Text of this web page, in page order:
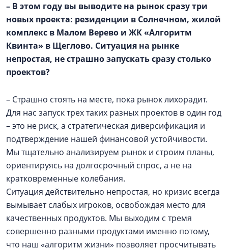
– В этом году вы выводите на рынок сразу три
новых проекта: резиденции в Солнечном, жилой
комплекс в Малом Верево и ЖК «Алгоритм
Квинта» в Щеглово. Ситуация на рынке
непростая, не страшно запускать сразу столько
проектов?
– Страшно стоять на месте, пока рынок лихорадит.
Для нас запуск трех таких разных проектов в один год
– это не риск, а стратегическая диверсификация и
подтверждение нашей финансовой устойчивости.
Мы тщательно анализируем рынок и строим планы,
ориентируясь на долгосрочный спрос, а не на
кратковременные колебания.
Ситуация действительно непростая, но кризис всегда
вымывает слабых игроков, освобождая место для
качественных продуктов. Мы выходим с тремя
совершенно разными продуктами именно потому,
что наш «алгоритм жизни» позволяет просчитывать